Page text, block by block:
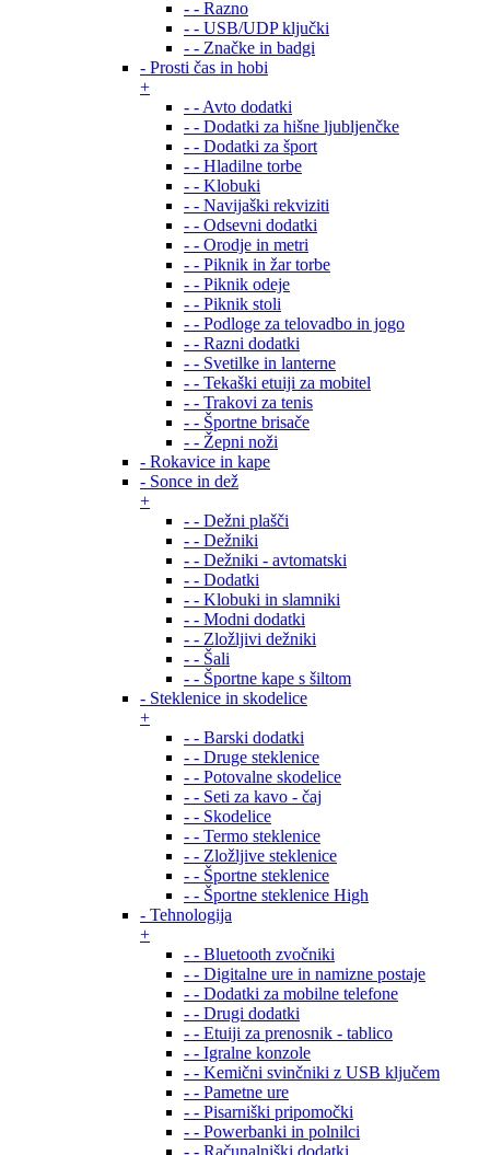
- - Razno
- - USB/UDP ključki
- - Značke in badgi
- Prosti čas in hobi
+
- - Avto dodatki
- - Dodatki za hišne ljubljenčke
- - Dodatki za šport
- - Hladilne torbe
- - Klobuki
- - Navijaški rekviziti
- - Odsevni dodatki
- - Orodje in metri
- - Piknik in žar torbe
- - Piknik odeje
- - Piknik stoli
- - Podloge za telovadbo in jogo
- - Razni dodatki
- - Svetilke in lanterne
- - Tekaški etuiji za mobitel
- - Trakovi za tenis
- - Športne brisače
- - Žepni noži
- Rokavice in kape
- Sonce in dež
+
- - Dežni plašči
- - Dežniki
- - Dežniki - avtomatski
- - Dodatki
- - Klobuki in slamniki
- - Modni dodatki
- - Zložljivi dežniki
- - Šali
- - Športne kape s šiltom
- Steklenice in skodelice
+
- - Barski dodatki
- - Druge steklenice
- - Potovalne skodelice
- - Seti za kavo - čaj
- - Skodelice
- - Termo steklenice
- - Zložljive steklenice
- - Športne steklenice
- - Športne steklenice High
- Tehnologija
+
- - Bluetooth zvočniki
- - Digitalne ure in namizne postaje
- - Dodatki za mobilne telefone
- - Drugi dodatki
- - Etuiji za prenosnik - tablico
- - Igralne konzole
- - Kemični svinčniki z USB ključem
- - Pametne ure
- - Pisarniški pripomočki
- - Powerbanki in polnilci
- - Računalniški dodatki